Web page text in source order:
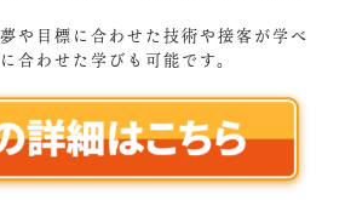
や目標に合わせた技術や接客が学べ
合わせた学びも可能です。